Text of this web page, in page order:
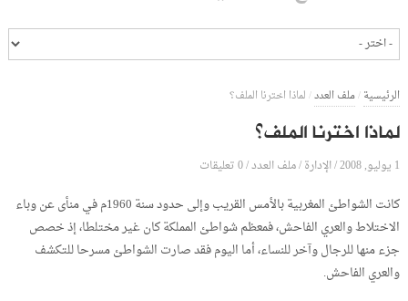
الرئيسية/ملف العدد/لماذا اخترنا الملف؟
لماذا اخترنا الملف؟
1 يوليو, 2008 /الإدارة/ملف العدد/0 تعليقات
كانت الشواطئ المغربية بالأمس القريب وإلى حدود سنة 1960م في منأى عن وباء
الاختلاط والعري الفاحش، فمعظم شواطئ المملكة كان غير مختلطا، إذ خصص
جزء منها للرجال وآخر للنساء، أما اليوم فقد صارت الشواطئ مسرحا للتكشف
والعري الفاحش.